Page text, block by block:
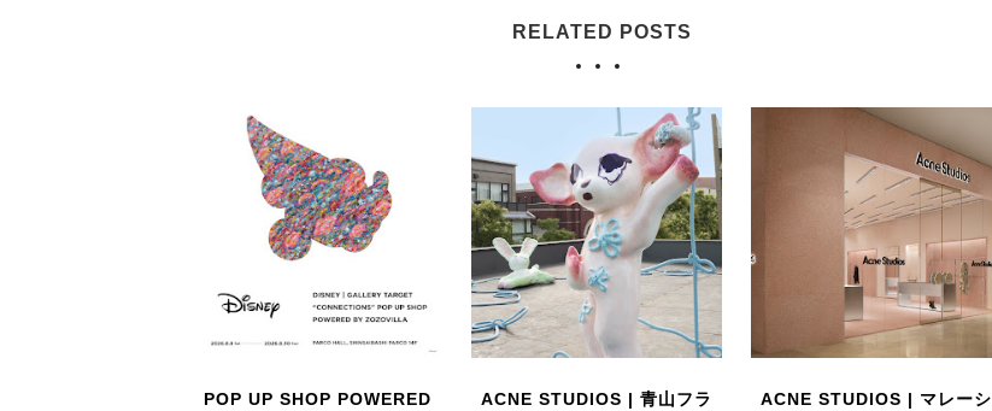
RELATED POSTS
POP UP SHOP POWERED ACNE STUDIOS | 青山フラ ACNE STUDIOS | マレーシ